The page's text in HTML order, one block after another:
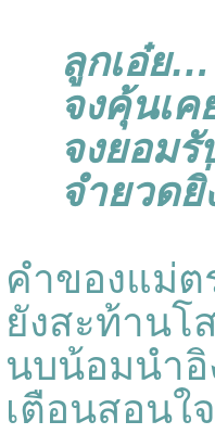
ลูกเอ๋ย…
จงคุ้นเค
จงยอมรั
จำยวดยิ่
คำของแม่ต
ยังสะท้านโ
นบน้อมนำ
เตือนสอนใ